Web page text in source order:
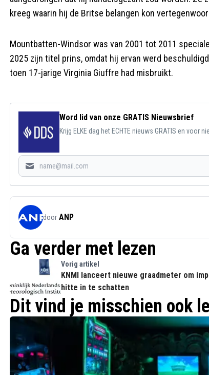
kreeg waarin hij de Britse belangen kon
Mountbatten-Windsor was van 2001 tot 2011
2025 zijn titel prins, omdat hij ervan werd
toen 17-jarige Virginia Giuffre had misbruikt.
Word lid van onze GRATIS Nieuwsbrief
Krijg ELKE dag het ECHTE nieuws GRATIS en voor
door ANP
Ga verder met lezen
Vorig artikel
KNMI lanceert nieuwe graadmeter om
hitte in te schatten
Dit vind je misschien ook